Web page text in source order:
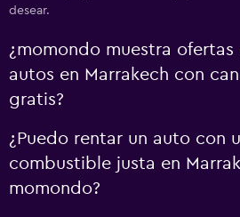
desear.
¿momondo muestra
autos en Marrakech con
gratis?
¿Puedo rentar un auto con
combustible justa en
momondo?